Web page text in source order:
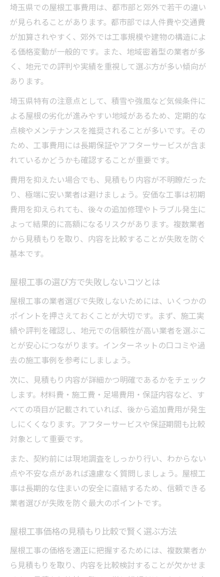
屋根工事費の見積もりで注目すべき項目
信頼できる業者選びで失敗を防ぐ方法
屋根工事で信頼できる業者を見極めるコツ
屋根工事業者の実績や資格を確認する意義
屋根工事業者との契約前に確認すべき事項
屋根工事トラブルを防ぐ選び方のポイント
費用を抑えて屋根工事を成功させる秘訣
屋根工事費用を無駄なく抑える実践方法
屋根工事の必要な部分だけ修理する工夫
屋根工事のアフター保証を活用するメリッ
ト
屋根工事の長期的なコストダウン方法
屋根工事費用と品質のバランスを考える
埼玉県での屋根工事費用は、都市部と郊外で若干の違い
が見られることがあります。都市部では人件費や交通費
が加算されやすく、郊外では工事規模や建物の構造によ
る価格変動が一般的です。また、地域密着型の業者が多
く、地元での評判や実績を重視して選ぶ方が多い傾向が
あります。
埼玉県特有の注意点として、積雪や強風など気候条件に
よる屋根の劣化が進みやすい地域があるため、定期的な
点検やメンテナンスを推奨されることが多いです。その
ため、工事費用には長期保証やアフターサービスが含ま
れているかどうかも確認することが重要です。
費用を抑えたい場合でも、見積もり内容が不明瞭だった
り、極端に安い業者は避けましょう。安価な工事は初期
費用を抑えられても、後々の追加修理やトラブル発生に
よって結果的に高額になるリスクがあります。複数業者
から見積もりを取り、内容を比較することが失敗を防ぐ
基本です。
屋根工事の選び方で失敗しないコツとは
屋根工事の業者選びで失敗しないためには、いくつかの
ポイントを押さえておくことが大切です。まず、施工実
績や評判を確認し、地元での信頼性が高い業者を選ぶこ
とが安心につながります。インターネットの口コミや過
去の施工事例を参考にしましょう。
次に、見積もり内容が詳細かつ明確であるかをチェック
します。材料費・施工費・足場費用・保証内容など、す
べての項目が記載されていれば、後から追加費用が発生
しにくくなります。アフターサービスや保証期間も比較
対象として重要です。
また、契約前には現地調査をしっかり行い、わからない
点や不安な点があれば遠慮なく質問しましょう。屋根工
事は長期的な住まいの安全に直結するため、信頼できる
業者選びが失敗を防ぐ最大のポイントです。
屋根工事価格の見積もり比較で賢く選ぶ方法
屋根工事の価格を適正に把握するためには、複数業者か
ら見積もりを取り、内容を比較検討することが欠かせま